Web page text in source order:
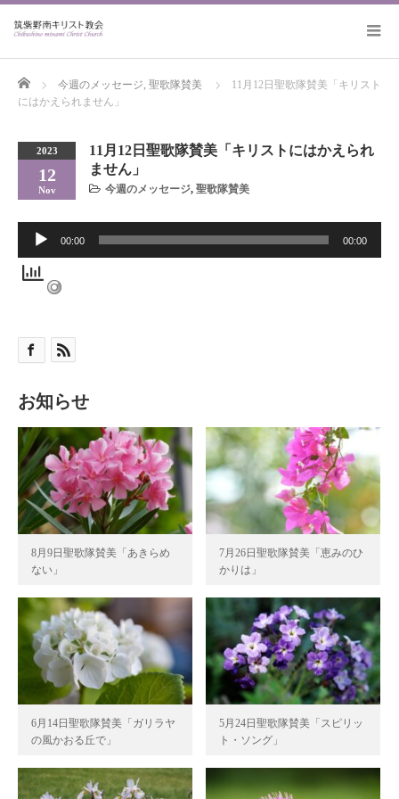
Home 今週のメッセージ, 聖歌隊賛美
11月12日聖歌隊賛美「キリスト
にはかえられません」
2023
12
Nov
11月12日聖歌隊賛美「キリストにはかえられ
ません」
今週のメッセージ, 聖歌隊賛美
プ
ヤ
ー
00:00 00:00
お知らせ
8月9日聖歌隊賛美「あきらめ
ない」
7月26日聖歌隊賛美「恵みのひ
かりは」
6月14日聖歌隊賛美「ガリラヤ
の風かおる丘で」
5月24日聖歌隊賛美「スピリッ
ト・ソング」